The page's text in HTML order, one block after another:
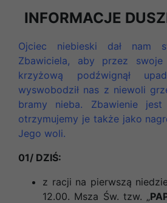
INFORMACJE
Ojciec niebieski dał nam
Zbawiciela, aby przez
krzyżową podźwignął
wyswobodził nas z niewoli
bramy nieba. Zbawienie
otrzymujemy je także jako
Jego woli.
01/ DZIŚ:
z racji na pierwszą
12.00. Msza Św. tzw. „